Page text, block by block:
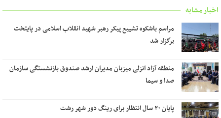
اخبار مشابه
مراسم باشکوه تشییع پیکر رهبر شهید انقلاب اسلامی در پایتخت
برگزار شد
منطقه آزاد انزلی میزبان مدیران ارشد صندوق بازنشستگی سازمان
صدا و سیما
پایان ۲۰ سال انتظار برای رینگ دور شهر رشت